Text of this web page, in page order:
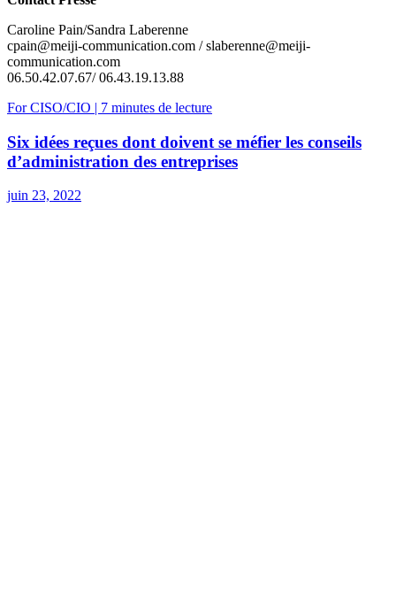
Caroline Pain/Sandra Laberenne
cpain@meiji-communication.com /slaberenne@meiji-
communication.com
06.50.42.07.67/ 06.43.19.13.88
For CISO/CIO | 7 minutes de lecture
Six idées reçues dont doivent se méfier les conseils
d’administration des entreprises
juin 23, 2022